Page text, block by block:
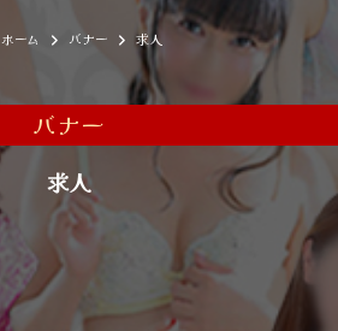
ホーム バナー 求人
バナー
求人